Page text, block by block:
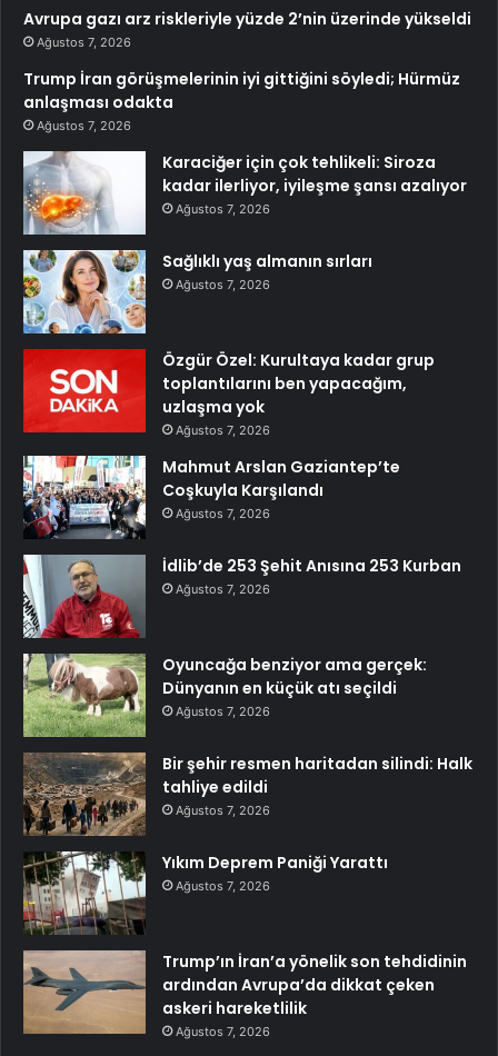
Avrupa gazı arz riskleriyle yüzde 2’nin üzerinde yükseldi
Ağustos 7, 2026
Trump İran görüşmelerinin iyi gittiğini söyledi; Hürmüz
anlaşması odakta
Ağustos 7, 2026
Karaciğer için çok tehlikeli: Siroza
kadar ilerliyor, iyileşme şansı azalıyor
Ağustos 7, 2026
Sağlıklı yaş almanın sırları
Ağustos 7, 2026
Özgür Özel: Kurultaya kadar grup
toplantılarını ben yapacağım,
uzlaşma yok
Ağustos 7, 2026
Mahmut Arslan Gaziantep’te
Coşkuyla Karşılandı
Ağustos 7, 2026
İdlib’de 253 Şehit Anısına 253 Kurban
Ağustos 7, 2026
Oyuncağa benziyor ama gerçek:
Dünyanın en küçük atı seçildi
Ağustos 7, 2026
Bir şehir resmen haritadan silindi: Halk
tahliye edildi
Ağustos 7, 2026
Yıkım Deprem Paniği Yarattı
Ağustos 7, 2026
Trump’ın İran’a yönelik son tehdidinin
ardından Avrupa’da dikkat çeken
askeri hareketlilik
Ağustos 7, 2026